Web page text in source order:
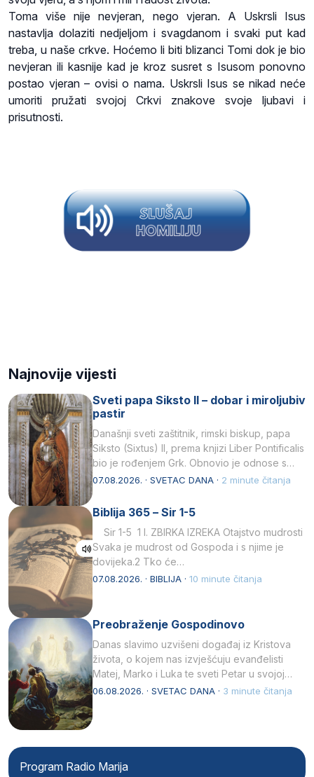
Toma više nije nevjeran, nego vjeran. A Uskrsli Isus
nastavlja dolaziti nedjeljom i svagdanom i svaki put kad
treba, u naše crkve. Hoćemo li biti blizanci Tomi dok je bio
nevjeran ili kasnije kad je kroz susret s Isusom ponovno
postao vjeran – ovisi o nama. Uskrsli Isus se nikad neće
umoriti pružati svojoj Crkvi znakove svoje ljubavi i
prisutnosti.
Najnovije vijesti
Sveti papa Siksto II – dobar i miroljubiv
pastir
Današnji sveti zaštitnik, rimski biskup, papa
Siksto (Sixtus) II, prema knjizi Liber Pontificalis
bio je rođenjem Grk. Obnovio je odnose s
afričkim…
07.08.2026. · SVETAC DANA · 2 minute čitanja
Biblija 365 – Sir 1-5
Sir 1-5 1 I. ZBIRKA IZREKA Otajstvo mudrosti
Svaka je mudrost od Gospoda i s njime je
dovijeka.2 Tko će…
07.08.2026. · BIBLIJA · 10 minute čitanja
Preobraženje Gospodinovo
Danas slavimo uzvišeni događaj iz Kristova
života, o kojem nas izvješćuju evanđelisti
Matej, Marko i Luka te sveti Petar u svojoj
drugoj…
06.08.2026. · SVETAC DANA · 3 minute čitanja
Program Radio Marija